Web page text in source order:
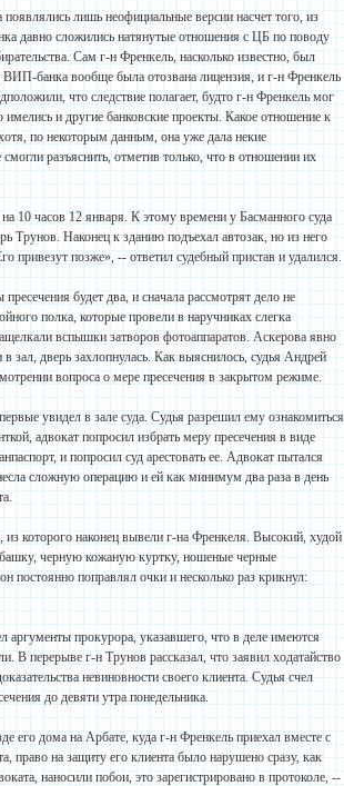
лишь неофициальные версии насчет того, из
давно сложились натянутые отношения с ЦБ по поводу
Сам г-н Френкель, насколько известно, был
банка вообще была отозвана лицензия, и г-н Френкель
что следствие полагает, будто г-н Френкель мог
и другие банковские проекты. Какое отношение к
по некоторым данным, она уже дала некие
разъяснить, отметив только, что в отношении их
10 часов 12 января. К этому времени у Басманного суда
Трунов. Наконец к зданию подъехал автозак, но из него
позже», -- ответил судебный пристав и удалился.
будет два, и сначала рассмотрят дело не
полка, которые провели в наручниках слегка
вспышки затворов фотоаппаратов. Аскерова явно
зал, дверь захлопнулась. Как выяснилось, судья Андрей
вопроса о мере пресечения в закрытом режиме.
увидел в зале суда. Судья разрешил ему ознакомиться
адвокат попросил избрать меру пресечения в виде
и попросил суд арестовать ее. Адвокат пытался
сложную операцию и ей как минимум два раза в день
из которого наконец вывели г-на Френкеля. Высокий, худой
черную кожаную куртку, ношеные черные
постоянно поправлял очки и несколько раз крикнул:
аргументы прокурора, указавшего, что в деле имеются
В перерыве г-н Трунов рассказал, что заявил ходатайство
невиновности своего клиента. Судья счел
до девяти утра понедельника.
его дома на Арбате, куда г-н Френкель приехал вместе с
на защиту его клиента было нарушено сразу, как
наносили побои, это зарегистрировано в протоколе, --